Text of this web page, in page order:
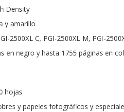
Density
y amarillo
2500XL C, PGI-2500XL M, PGI-
en negro y hasta 1755 páginas en
hojas
y papeles fotográficos y